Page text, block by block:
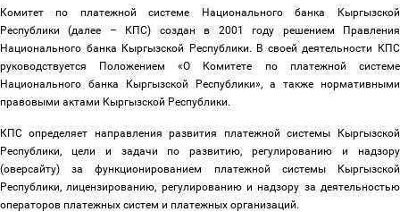
Комитет по платежной системе Национального банка Кыргызской
Республики (далее – КПС) создан в 2001 году решением Правления
Национального банка Кыргызской Республики. В своей деятельности КПС
руководствуется Положением «О Комитете по платежной системе
Национального банка Кыргызской Республики», а также нормативными
правовыми актами Кыргызской Республики.
КПС определяет направления развития платежной системы Кыргызской
Республики, цели и задачи по развитию, регулированию и надзору
(оверсайту) за функционированием платежной системы Кыргызской
Республики, лицензированию, регулированию и надзору за деятельностью
операторов платежных систем и платежных организаций.